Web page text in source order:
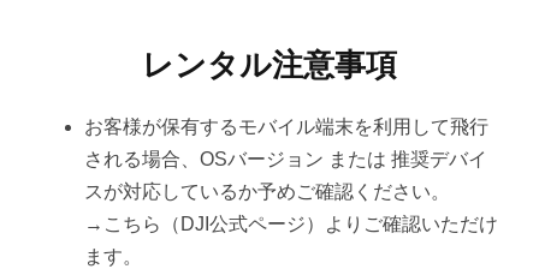
レンタル注意事項
お客様が保有するモバイル端末を利用して飛行
される場合、OSバージョン または 推奨デバイ
スが対応しているか予めご確認ください。
→こちら（DJI公式ページ）よりご確認いただけ
ます。